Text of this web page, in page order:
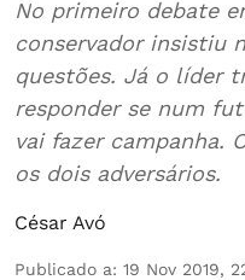
No primeiro debate
conservador insistiu
questões. Já o líder
responder se num
vai fazer campanha.
os dois adversários.
César Avó
Publicado a: 19 Nov 2019,